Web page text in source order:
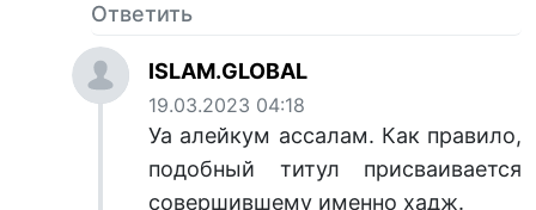
Ответить
ISLAM.GLOBAL
19.03.2023 04:18
Уа алейкум ассалам. Как правило,
подобный титул присваивается
совершившему именно хадж.